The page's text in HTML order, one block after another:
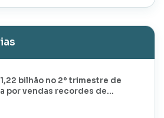
bilhão no 2º trimestre de
por vendas recordes de